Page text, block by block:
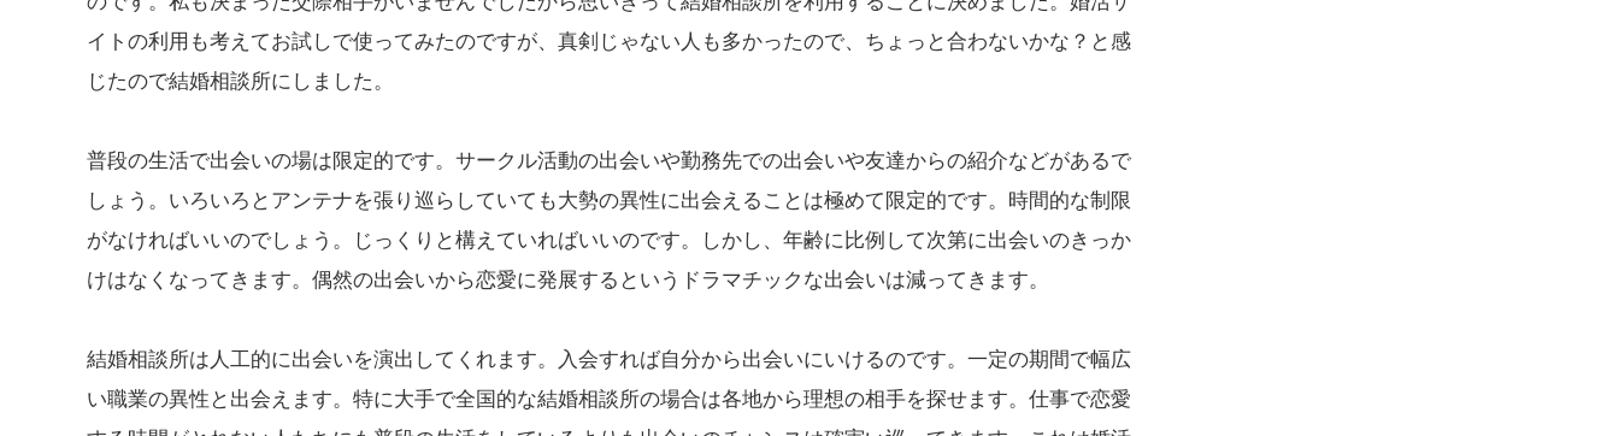
イトの利用も考えてお試しで使ってみたのですが、真剣じゃない人も多かったので、ちょっと合わないかな？と感
じたので結婚相談所にしました。
普段の生活で出会いの場は限定的です。サークル活動の出会いや勤務先での出会いや友達からの紹介などがあるで
しょう。いろいろとアンテナを張り巡らしていても大勢の異性に出会えることは極めて限定的です。時間的な制限
がなければいいのでしょう。じっくりと構えていればいいのです。しかし、年齢に比例して次第に出会いのきっか
けはなくなってきます。偶然の出会いから恋愛に発展するというドラマチックな出会いは減ってきます。
結婚相談所は人工的に出会いを演出してくれます。入会すれば自分から出会いにいけるのです。一定の期間で幅広
い職業の異性と出会えます。特に大手で全国的な結婚相談所の場合は各地から理想の相手を探せます。仕事で恋愛